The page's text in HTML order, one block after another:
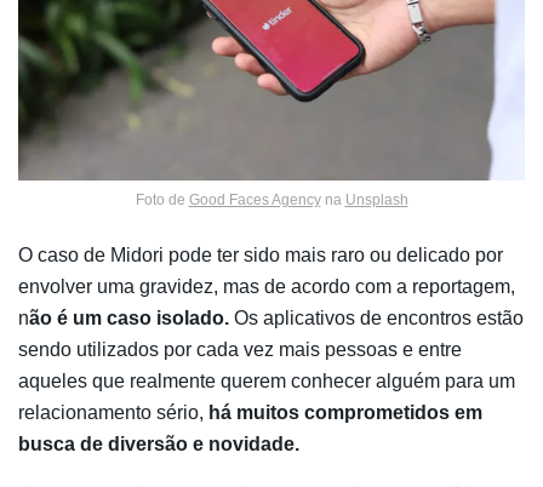
Foto de Good Faces Agencyna Unsplash
O caso de Midori pode ter sido mais raro ou delicado por
envolver uma gravidez, mas de acordo com a reportagem,
não é um caso isolado. Os aplicativos de encontros estão
sendo utilizados por cada vez mais pessoas e entre
aqueles que realmente querem conhecer alguém para um
relacionamento sério, há muitos comprometidos em
busca de diversão e novidade.